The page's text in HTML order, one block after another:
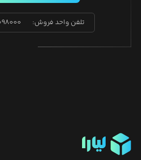
تلفن واحد فروش: ۰۲۵-